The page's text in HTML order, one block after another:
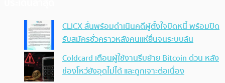
CLICX ลั่นพร้อมดำเนินคดีผู้ตั้งใจบิดหนี้ พร้อมปิด
รับสมัครชั่วคราวหลังคนแห่ยื่นจนระบบล้น
Coldcard เตือนผู้ใช้งานรีบย้าย Bitcoin ด่วน หลัง
ช่องโหว่ยังอุดไม่ได้ และถูกเจาะต่อเนื่อง